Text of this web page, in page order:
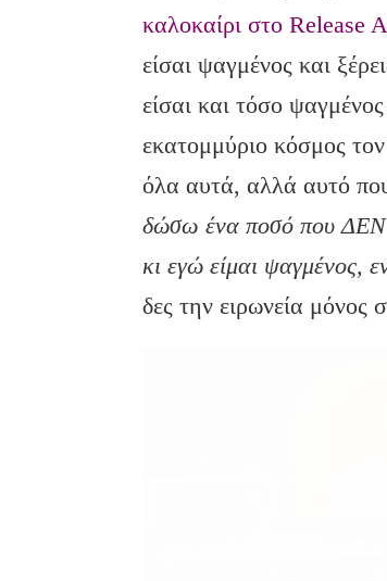
καλοκαίρι στο Release
είσαι ψαγμένος και
είσαι και τόσο
εκατομμύριο κόσμος
όλα αυτά, αλλά αυτό που
δώσω ένα ποσό που ΔΕΝ
κι εγώ είμαι ψαγμένος,
δες την ειρωνεία μόνος